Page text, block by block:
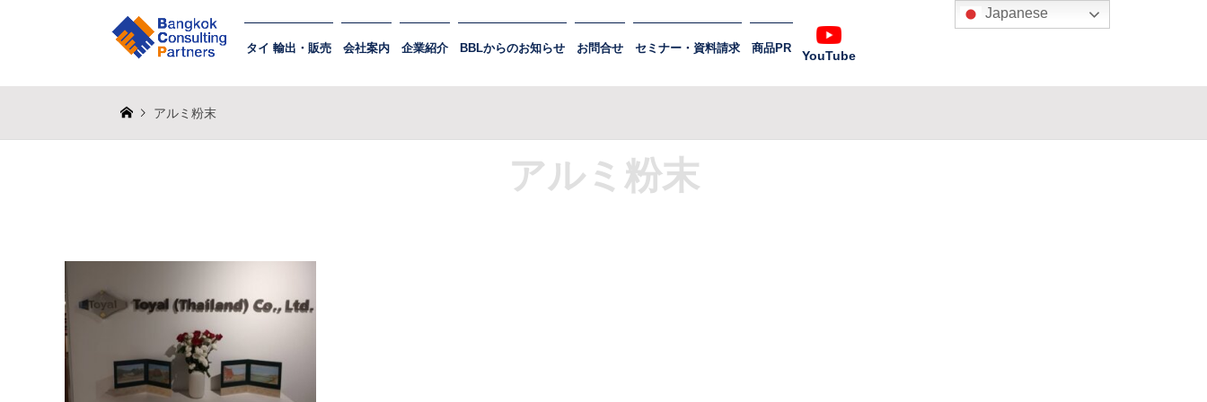
タイ 輸出・販売 会社案内 企業紹介 BBLからのお知らせ お問合せ セミナー・資料請求 商品PR
YouTube
アルミ粉末
アルミ粉末
Japanese